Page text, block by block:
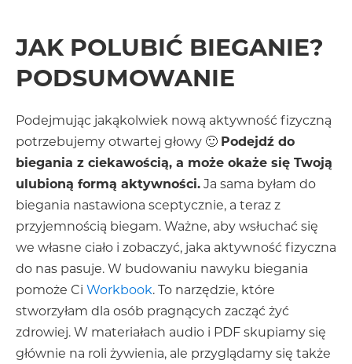
JAK POLUBIĆ BIEGANIE?
PODSUMOWANIE
Podejmując jakąkolwiek nową aktywność fizyczną
potrzebujemy otwartej głowy 🙂 Podejdź do
biegania z ciekawością, a może okaże się Twoją
ulubioną formą aktywności. Ja sama byłam do
biegania nastawiona sceptycznie, a teraz z
przyjemnością biegam. Ważne, aby wsłuchać się
we własne ciało i zobaczyć, jaka aktywność fizyczna
do nas pasuje. W budowaniu nawyku biegania
pomoże Ci Workbook. To narzędzie, które
stworzyłam dla osób pragnących zacząć żyć
zdrowiej. W materiałach audio i PDF skupiamy się
głównie na roli żywienia, ale przyglądamy się także